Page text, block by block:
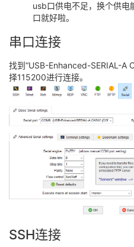
usb口供电不足，换个供电
口就好啦。
串口连接
找到“USB-Enhanced-SERIAL-A
择115200进行连接。
SSH连接